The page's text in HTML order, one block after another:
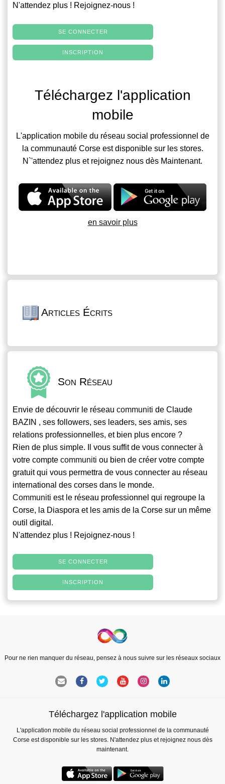
N'attendez plus ! Rejoignez-nous !
SE CONNECTER
INSCRIPTION
Téléchargez l'application
mobile
L'application mobile du réseau social professionnel de
la communauté Corse est disponible sur les stores.
N`'attendez plus et rejoignez nous dès Maintenant.
en savoir plus
Articles Écrits
Son Réseau
Envie de découvrir le réseau communiti de Claude
BAZIN , ses followers, ses leaders, ses amis, ses
relations professionnelles, et bien plus encore ?
Rien de plus simple. Il vous suffit de vous connecter à
votre compte communiti ou bien de créer votre compte
gratuit qui vous permettra de vous connecter au réseau
international des corses dans le monde.
Communiti est le réseau professionnel qui regroupe la
Corse, la Diaspora et les amis de la Corse sur un même
outil digital.
N'attendez plus ! Rejoignez-nous !
SE CONNECTER
INSCRIPTION
Pour ne rien manquer du réseau, pensez à nous suivre sur les réseaux sociaux
Téléchargez l'application mobile
L'application mobile du réseau social professionnel de la communauté
Corse est disponible sur les stores. N'attendez plus et rejoignez nous dès
maintenant.